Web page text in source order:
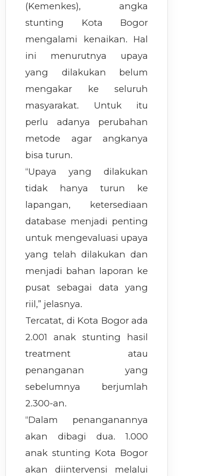
(Kemenkes), angka
stunting Kota Bogor
mengalami kenaikan. Hal
ini menurutnya upaya
yang dilakukan belum
mengakar ke seluruh
masyarakat. Untuk itu
perlu adanya perubahan
metode agar angkanya
bisa turun.
“Upaya yang dilakukan
tidak hanya turun ke
lapangan, ketersediaan
database menjadi penting
untuk mengevaluasi upaya
yang telah dilakukan dan
menjadi bahan laporan ke
pusat sebagai data yang
riil,” jelasnya.
Tercatat, di Kota Bogor ada
2.001 anak stunting hasil
treatment atau
penanganan yang
sebelumnya berjumlah
2.300-an.
“Dalam penanganannya
akan dibagi dua. 1.000
anak stunting Kota Bogor
akan diintervensi melalui